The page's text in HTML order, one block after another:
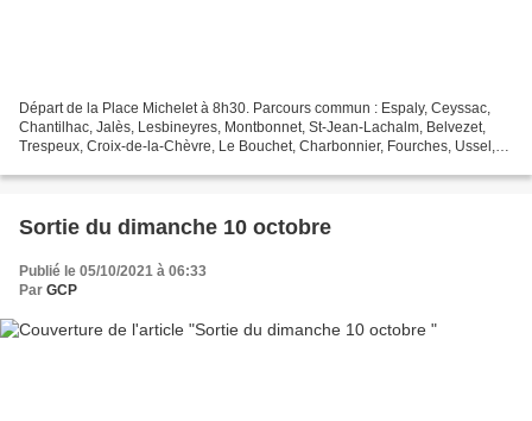
Départ de la Place Michelet à 8h30. Parcours commun : Espaly, Ceyssac,
Chantilhac, Jalès, Lesbineyres, Montbonnet, St-Jean-Lachalm, Belvezet,
Trespeux, Croix-de-la-Chèvre, Le Bouchet, Charbonnier, Fourches, Ussel,
Sortie du dimanche 10 octobre
Publié le 05/10/2021 à 06:33
Par GCP